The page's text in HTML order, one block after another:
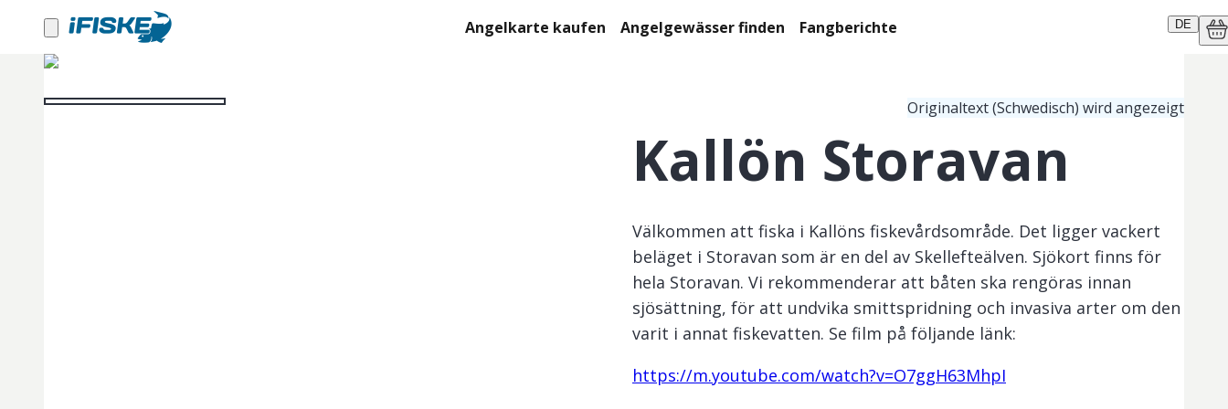
Angelkarte kaufen Angelgewässer finden Fangberichte DE
Originaltext (Schwedisch) wird angezeigt
Kallön Storavan
Välkommen att fiska i Kallöns fiskevårdsområde. Det ligger vackert
beläget i Storavan som är en del av Skellefteälven. Sjökort finns för
hela Storavan. Vi rekommenderar att båten ska rengöras innan
sjösättning, för att undvika smittspridning och invasiva arter om den
varit i annat fiskevatten. Se film på följande länk:
https://m.youtube.com/watch?v=O7ggH63MhpI